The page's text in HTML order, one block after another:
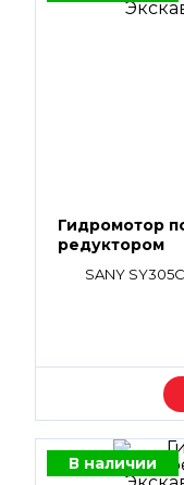
Гидромотор
редуктором
SANY SY305C
В наличии